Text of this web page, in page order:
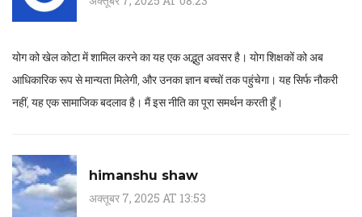
योग को खेल कोटा में शामिल करने का यह एक अद्भुत अवसर है। योग शिक्षकों को अब
आधिकारिक रूप से मान्यता मिलेगी, और उनका ज्ञान बच्चों तक पहुंचेगा। यह सिर्फ नौकरी
नहीं, यह एक सामाजिक बदलाव है। मैं इस नीति का पूरा समर्थन करती हूँ।
himanshu shaw
अक्तूबर 7, 2025 AT 13:53